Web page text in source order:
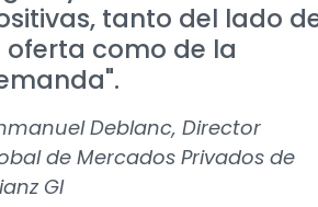
tanto del lado
oferta como de la
Deblanc, Director
de Mercados Privados de
GI